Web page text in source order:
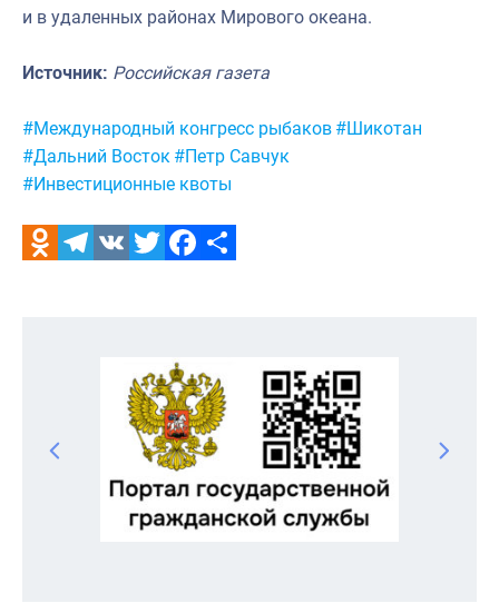
и в удаленных районах Мирового океана.
Источник: Российская газета
Метки:
#Международный конгресс рыбаков #Шикотан
#Дальний Восток #Петр Савчук
#Инвестиционные квоты